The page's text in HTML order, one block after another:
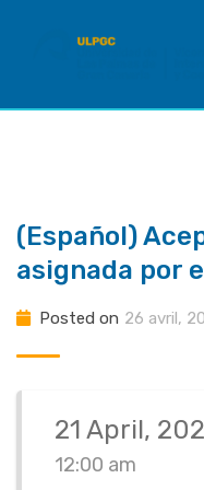
(Español)
asignada por
Posted on 26 avril,
21 April,
12:00 am